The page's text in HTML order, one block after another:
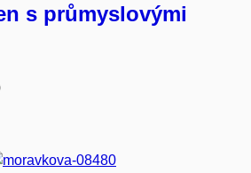
s průmyslovými